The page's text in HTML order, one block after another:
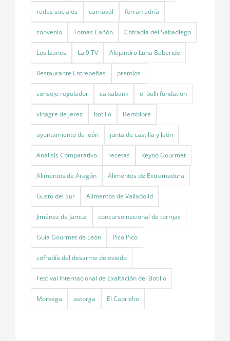
redes sociales carnaval ferran adrià
convenio Tomás Cañón Cofradía del Sabadiego
Los Izanes La 9 TV Alejandro Luna Beberide
Restaurante Entrepeñas premios
consejo regulador caixabank el bulli fundation
vinagre de jerez botillo Bembibre
ayuntamiento de león junta de castilla y león
Análisis Comparativo recetas Reyno Gourmet
Alimentos de Aragón Alimentos de Extremadura
Gusto del Sur Alimentos de Valladolid
Jiménez de Jamuz concurso nacional de torrijas
Guía Gourmet de León Pico Pico
cofradía del desarme de oviedo
Festival Internacional de Exaltación del Botillo
Morvega astorga El Capricho